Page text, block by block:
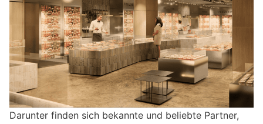
Darunter finden sich bekannte und beliebte Partner,